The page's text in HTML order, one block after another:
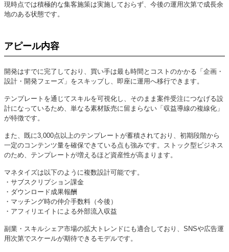
現時点では積極的な集客施策は実施しておらず、今後の運用次第で成長余
地のある状態です。
アピール内容
開発はすでに完了しており、買い手は最も時間とコストのかかる「企画・
設計・開発フェーズ」をスキップし、即座に運用へ移行できます。
テンプレートを通じてスキルを可視化し、そのまま案件受注につなげる設
計になっているため、単なる素材販売に留まらない「収益導線の複線化」
が特徴です。
また、既に3,000点以上のテンプレートが蓄積されており、初期段階から
一定のコンテンツ量を確保できている点も強みです。ストック型ビジネス
のため、テンプレートが増えるほど資産性が高まります。
マネタイズは以下のように複数設計可能です。
・サブスクリプション課金
・ダウンロード成果報酬
・マッチング時の仲介手数料（今後）
・アフィリエイトによる外部流入収益
副業・スキルシェア市場の拡大トレンドにも適合しており、SNSや広告運
用次第でスケールが期待できるモデルです。